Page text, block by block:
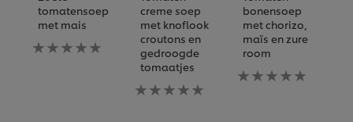
tomatensoep
met mais
Geen
beoordelingen
creme soep
met knoflook
croutons en
gedroogde
tomaatjes
Geen
beoordelingen
bonensoep
met chorizo,
maïs en zure
room
Geen
beoordelingen